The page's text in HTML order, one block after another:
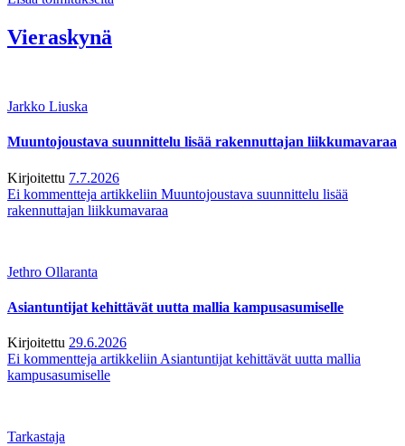
Vieraskynä
Jarkko Liuska
Muuntojoustava suunnittelu lisää rakennuttajan liikkumavaraa
Kirjoitettu 7.7.2026
Ei kommentteja artikkeliin Muuntojoustava suunnittelu lisää
rakennuttajan liikkumavaraa
Jethro Ollaranta
Asiantuntijat kehittävät uutta mallia kampusasumiselle
Kirjoitettu 29.6.2026
Ei kommentteja artikkeliin Asiantuntijat kehittävät uutta mallia
kampusasumiselle
Tarkastaja